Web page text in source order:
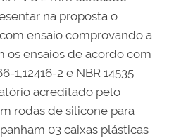
na proposta o
ensaio comprovando a
os ensaios de acordo com
1,12416-2 e NBR 14535
acreditado pelo
rodas de silicone para
03 caixas plásticas